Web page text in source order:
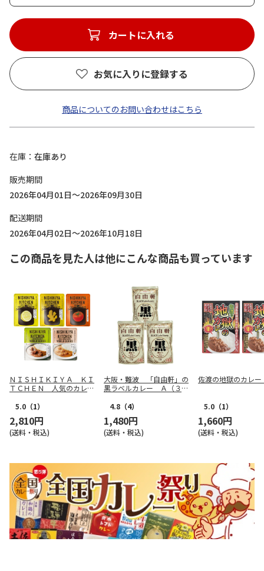
カートに入れる
お気に入りに登録する
商品についてのお問い合わせはこちら
在庫
在庫あり
販売期間
2026年04月01日～2026年09月30日
配送期間
2026年04月02日～2026年10月18日
この商品を見た人は他にこんな商品も買っています
ＮＩＳＨＩＫＩＹＡ ＫＩ
ＴＣＨＥＮ 人気のカレ
食）
5.0 （1）
2,810円
(送料・税込)
大阪・難波 「自由軒」の
黒ラベルカレー Ａ（３
4.8 （4）
1,480円
(送料・税込)
佐渡の地獄のカレ
5.0 （1）
1,660円
(送料・税込)